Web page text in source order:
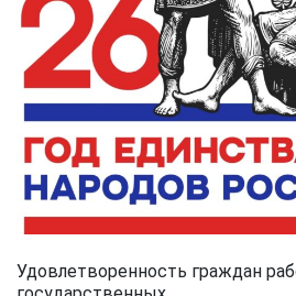
Удовлетворенность граждан